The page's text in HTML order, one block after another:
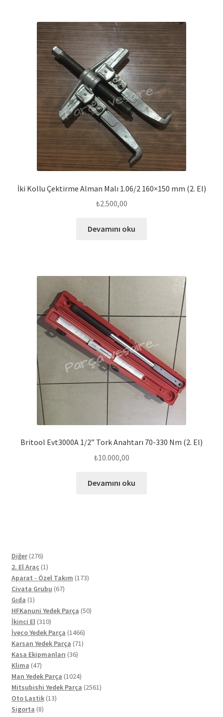
İki Kollu Çektirme Alman Malı 1.06/2 160×150 mm (2. El)
₺2.500,00
Devamını oku
Britool Evt3000A 1/2” Tork Anahtarı 70-330 Nm (2. El)
₺10.000,00
Devamını oku
Diğer 276276
ürün
2. El Araç 11
ürün
Aparat - Özel Takım 173173
Civata Grubu 6767
Gıda 11
ürün
HFKanuni Yedek Parça 5050
İkinci El 310310
ürün
İveco Yedek Parça 14661466
ürün
Karsan Yedek Parça 7171
Kasa Ekipmanları 3636
Klima 4747
ürün
Man Yedek Parça 10241024
ürün
Mitsubishi Yedek Parça 25612561
Oto Lastik 1313
Sigorta 88